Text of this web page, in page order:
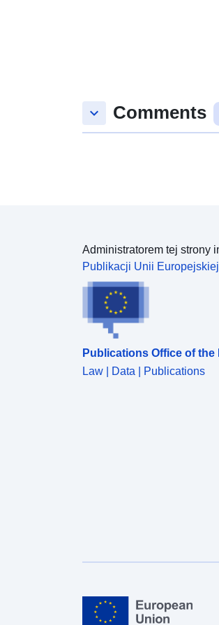
keyboard_arrow_down Comments
Administratorem tej strony
Publikacji Unii Europejskiej
Publications Office of
Law | Data | Publications